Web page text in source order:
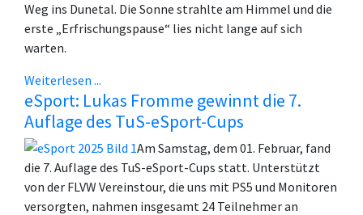
Weg ins Dunetal. Die Sonne strahlte am Himmel und die
erste „Erfrischungspause“ lies nicht lange auf sich
warten.
Weiterlesen ...
eSport: Lukas Fromme gewinnt die 7.
Auflage des TuS-eSport-Cups
Am Samstag, dem 01. Februar, fand
die 7. Auflage des TuS-eSport-Cups statt. Unterstützt
von der FLVW Vereinstour, die uns mit PS5 und Monitoren
versorgten, nahmen insgesamt 24 Teilnehmer an